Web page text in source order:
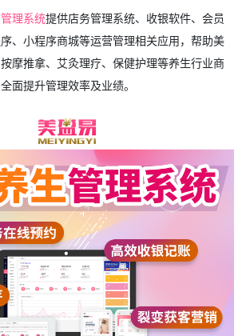
理系统提供店务管理系统、收银软件、会员
、小程序商城等运营管理相关应用，帮助美
摩推拿、艾灸理疗、保健护理等养生行业商
面提升管理效率及业绩。